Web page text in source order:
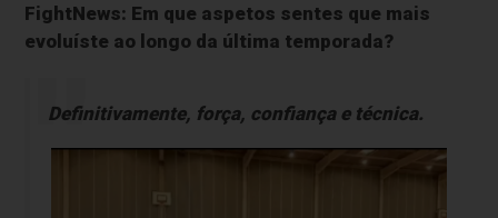
FightNews: Em que aspetos sentes que mais
evoluíste ao longo da última temporada?
Definitivamente, força, confiança e técnica.